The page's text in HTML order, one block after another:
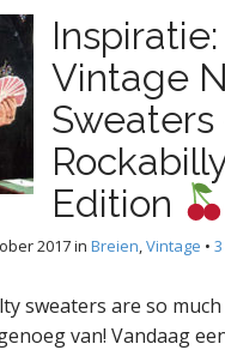
Inspiratie:
Vintage
Sweaters
Edition
2017in Breien,Vintage •
sweaters are so
van! Vandaag